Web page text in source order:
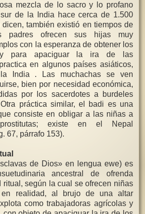
mezcla de lo sacro y lo profano
de la India hace cerca de 1.500
también existió en tiempos de
padres ofrecen sus hijas muy
con la esperanza de obtener los
y para apaciguar la ira de las
en algunos países asiáticos,
India . Las muchachas se ven
bien por necesidad económica,
por los sacerdotes a burdeles
Otra práctica similar, el badi es una
consiste en obligar a las niñas a
existe en el Nepal
67, párrafo 153).
de Dios» en lengua ewe) es
ancestral de ofrenda
ritual, según la cual se ofrecen niñas
realidad, al brujo de una altar
como trabajadoras agrícolas y